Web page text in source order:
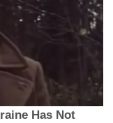
Has Not